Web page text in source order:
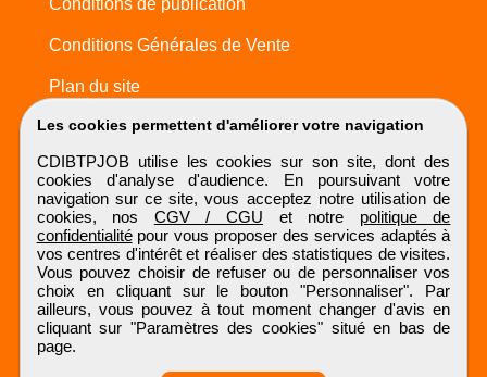
Les cookies permettent d'améliorer votre navigation
CDIBTPJOB utilise les cookies sur son site, dont des
cookies d'analyse d'audience. En poursuivant votre
navigation sur ce site, vous acceptez notre utilisation de
cookies, nos CGV / CGU et notre politique de
confidentialitépour vous proposer des services adaptés à
vos centres d'intérêt et réaliser des statistiques de visites.
Vous pouvez choisir de refuser ou de personnaliser vos
choix en cliquant sur le bouton "Personnaliser". Par
ailleurs, vous pouvez à tout moment changer d'avis en
cliquant sur "Paramètres des cookies" situé en bas de
page.
Conditions de publication
Conditions Générales de Vente
Plan du site